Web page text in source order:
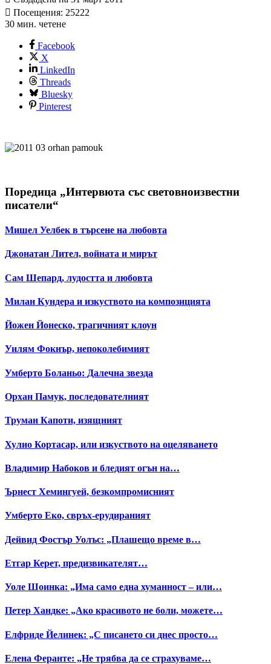
Посещения: 25222
30 мин. четене
Facebook
X
LinkedIn
Threads
Bluesky
Pinterest
Поредица „Интервюта със световноизвестни
писатели“
Мишел Уелбек в търсене на любовта
Джонатан Лител, войната и мирът
Сам Шепард, лудостта и любовта
Милан Кундера и изкуството на композицията
Йожен Йонеско, трагичният клоун
Уилям Фокнър, непоколебимият
Умберто Боланьо: Далечна звезда
Орхан Памук, последователният
Труман Капоти, изящният
Хулио Кортасар, или изкуството на оцеляването
Владимир Набоков и бледият огън на…
Ърнест Хемингуей, безкомпромисният
Умберто Еко, свръх-ерудираният
Дейвид Фостър Уолъс: „Плашещо време в…
Етгар Керет, предизвикателят…
Уоле Шоинка: „Има само една хуманност – или…
Петер Хандке: „Ако красивото не боли, можете…
Елфриде Йелинек: „С писането си днес просто…
Елена Феранте: „Не трябва да се страхуваме…